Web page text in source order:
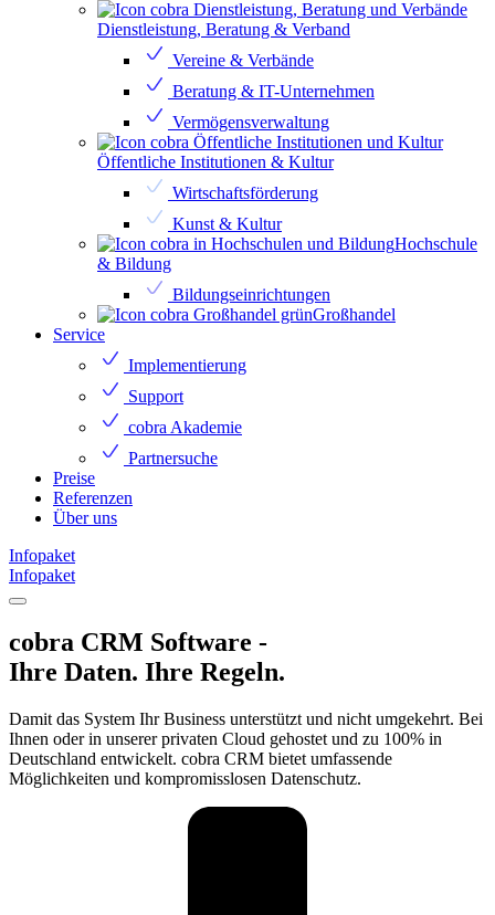
Dienstleistung, Beratung & Verband
Vereine & Verbände
Beratung & IT-Unternehmen
Vermögensverwaltung
Öffentliche Institutionen & Kultur
Wirtschaftsförderung
Kunst & Kultur
Hochschule
& Bildung
Bildungseinrichtungen
Großhandel
Service
Implementierung
Support
cobra Akademie
Partnersuche
Preise
Referenzen
Über uns
Infopaket
Infopaket
cobra CRM Software -
Ihre Daten. Ihre Regeln.
Damit das System Ihr Business unterstützt und nicht umgekehrt. Bei
Ihnen oder in unserer privaten Cloud gehostet und zu 100% in
Deutschland entwickelt. cobra CRM bietet umfassende
Möglichkeiten und kompromisslosen Datenschutz.